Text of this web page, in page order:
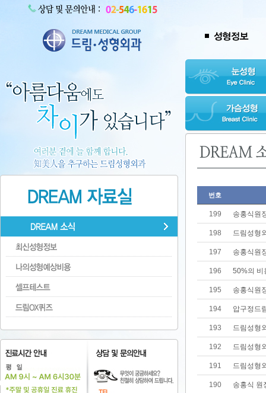
번호
199 송홍식원
198 드림성형
197 송홍식원
196 50%의 비
195 송홍식원
194 압구정드
193 드림성형
192 드림성형
191 드림성형
190 송홍식 원